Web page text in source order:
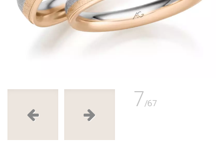
7/67